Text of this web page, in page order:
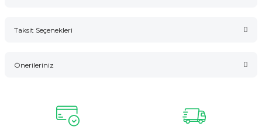
Taksit Seçenekleri
Önerileriniz
konularda yetersiz gördüğünüz noktaları öneri formunu
kullanarak tarafımıza iletebilirsiniz.